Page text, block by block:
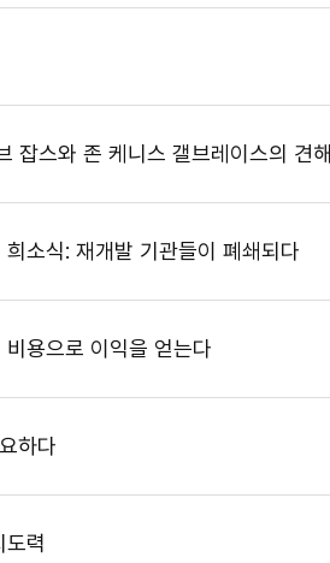
잡스와 존 케니스 갤브레이스의 견해
소식: 재개발 기관들이 폐쇄되다
용으로 이익을 얻는다
하다
도력